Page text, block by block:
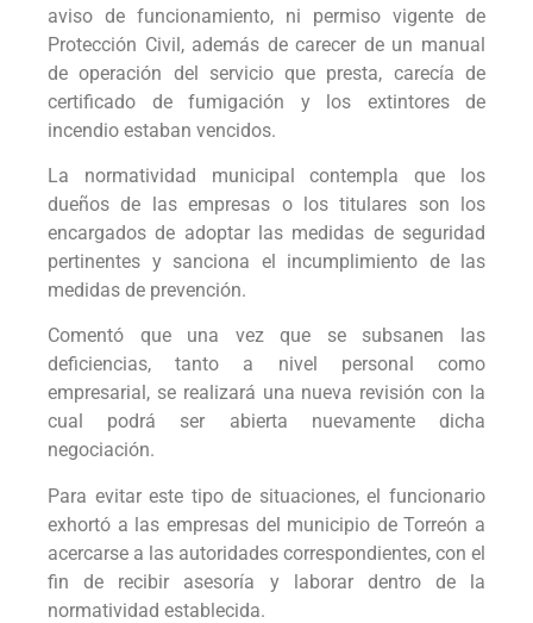
aviso de funcionamiento, ni permiso vigente de
Protección Civil, además de carecer de un manual
de operación del servicio que presta, carecía de
certificado de fumigación y los extintores de
incendio estaban vencidos.
La normatividad municipal contempla que los
dueños de las empresas o los titulares son los
encargados de adoptar las medidas de seguridad
pertinentes y sanciona el incumplimiento de las
medidas de prevención.
Comentó que una vez que se subsanen las
deficiencias, tanto a nivel personal como
empresarial, se realizará una nueva revisión con la
cual podrá ser abierta nuevamente dicha
negociación.
Para evitar este tipo de situaciones, el funcionario
exhortó a las empresas del municipio de Torreón a
acercarse a las autoridades correspondientes, con el
fin de recibir asesoría y laborar dentro de la
normatividad establecida.